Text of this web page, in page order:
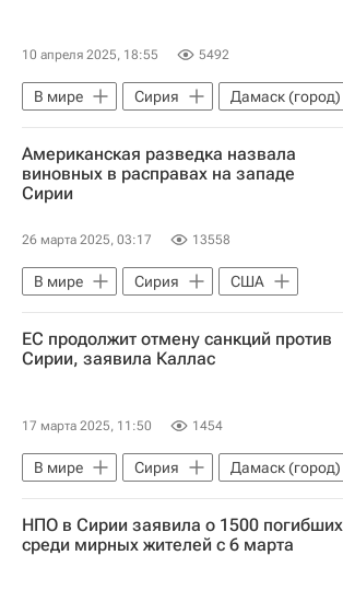
10 апреля 2025, 18:55 5492
В мире Сирия
Дамаск (город)
Латакия (город)
Мария Захарова
Сирийские демократические силы
Американская разведка назвала
виновных в расправах на западе
Сирии
26 марта 2025, 03:17 13558
В мире Сирия
США
Дамаск (город)
Ахмед аш-Шараа
Исламское государство*
Аль-Каида
ЕС продолжит отмену санкций против
Сирии, заявила Каллас
17 марта 2025, 11:50 1454
В мире Сирия
Дамаск (город)
Брюссель
Кайя Каллас
Башар Асад
Евросоюз
НПО в Сирии заявила о 1500 погибших
среди мирных жителей с 6 марта